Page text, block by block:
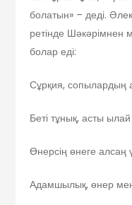
болатын» – деді.
ретінде Шәкәрімнен
болар еді:
Сұрқия, сопылардың
Беті тұнық, асты
Өнерсің өнеге алсаң
Адамшылық, өнер мен